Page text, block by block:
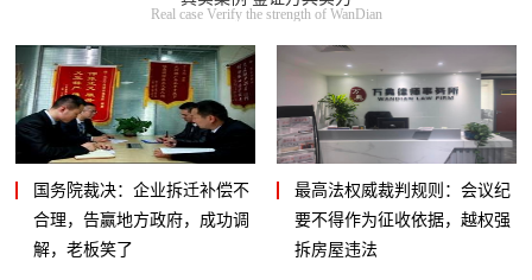
Real case Verify the strength of WanDian
国务院裁决：企业拆迁补偿不
合理，告赢地方政府，成功调
解，老板笑了
最高法权威裁判规则：会议纪
要不得作为征收依据，越权强
拆房屋违法